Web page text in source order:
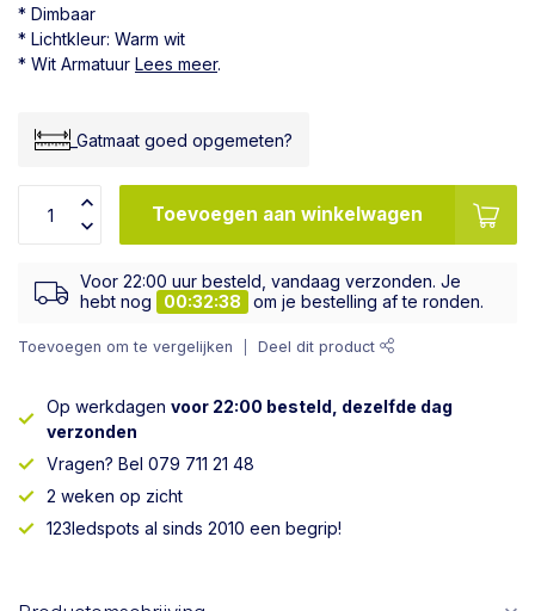
* Dimbaar
* Lichtkleur: Warm wit
* Wit Armatuur Lees meer.
_Gatmaat goed opgemeten?
Toevoegen aan winkelwagen
Voor 22:00 uur besteld, vandaag verzonden. Je
hebt nog
00:32:37 om je bestelling af te ronden.
Toevoegen om te vergelijken Deel dit product
Op werkdagen voor 22:00 besteld, dezelfde dag
verzonden
Vragen? Bel 079 711 21 48
2 weken op zicht
123ledspots al sinds 2010 een begrip!